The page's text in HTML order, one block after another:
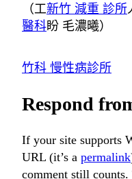
（工新竹 減重 診所
醫科盼 毛濃曦）
竹科 慢性病診所
Respond
If your site supports
URL (it’s a permalink
comment still